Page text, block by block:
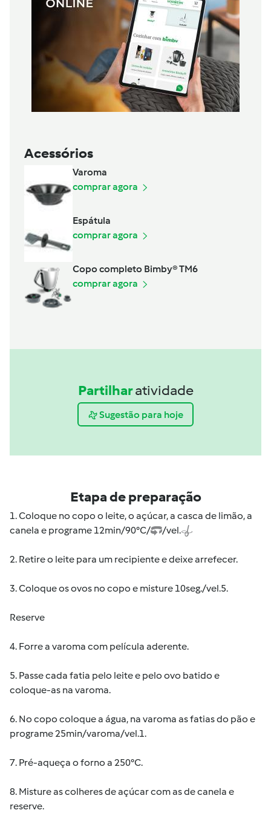
Acessórios
Varoma
comprar agora
Espátula
comprar agora
Copo completo Bimby® TM6
comprar agora
Partilharatividade
Sugestão para hoje
Etapa de preparação
1. Coloque no copo o leite, o açúcar, a casca de limão, a
canela e programe 12min/90°C/
/vel.
2. Retire o leite para um recipiente e deixe arrefecer.
3. Coloque os ovos no copo e misture 10seg./vel.5.
Reserve
4. Forre a varoma com película aderente.
5. Passe cada fatia pelo leite e pelo ovo batido e
coloque-as na varoma.
6. No copo coloque a água, na varoma as fatias do pão e
programe 25min/varoma/vel.1.
7. Pré-aqueça o forno a 250°C.
8. Misture as colheres de açúcar com as de canela e
reserve.